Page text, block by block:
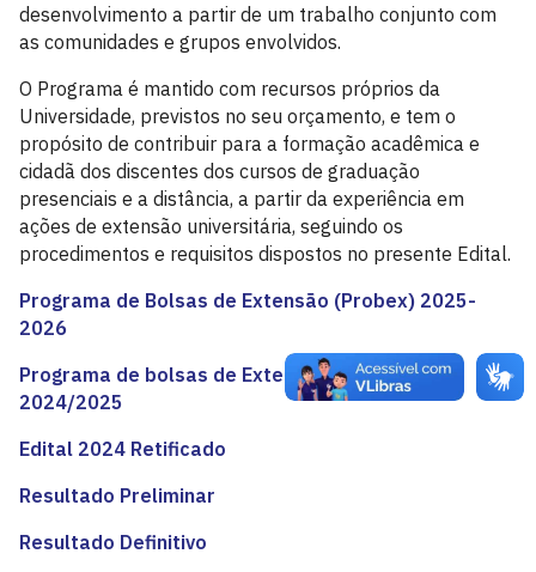
desenvolvimento a partir de um trabalho conjunto com
as comunidades e grupos envolvidos.
O Programa é mantido com recursos próprios da
Universidade, previstos no seu orçamento, e tem o
propósito de contribuir para a formação acadêmica e
cidadã dos discentes dos cursos de graduação
presenciais e a distância, a partir da experiência em
ações de extensão universitária, seguindo os
procedimentos e requisitos dispostos no presente Edital.
Programa de Bolsas de Extensão (Probex) 2025-
2026
Programa de bolsas de Extensão (Probex)
2024/2025
Edital 2024 Retificado
Resultado Preliminar
Resultado Definitivo